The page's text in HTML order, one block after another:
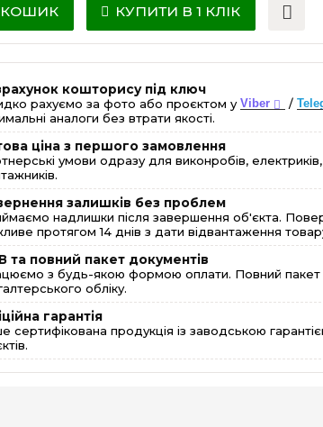
КОШИК КУПИТИ В 1 КЛІК
кошторису під ключ
рахуємо за фото або проєктом уViber /
аналоги без втрати якості.
ціна з першого замовлення
умови одразу для виконробів,
залишків без проблем
надлишки після завершення об'єкта.
протягом 14 днів з дати відвантаження
та повний пакет документів
з будь-якою формою оплати. Повний пакет
обліку.
гарантія
сертифікована продукція із заводською